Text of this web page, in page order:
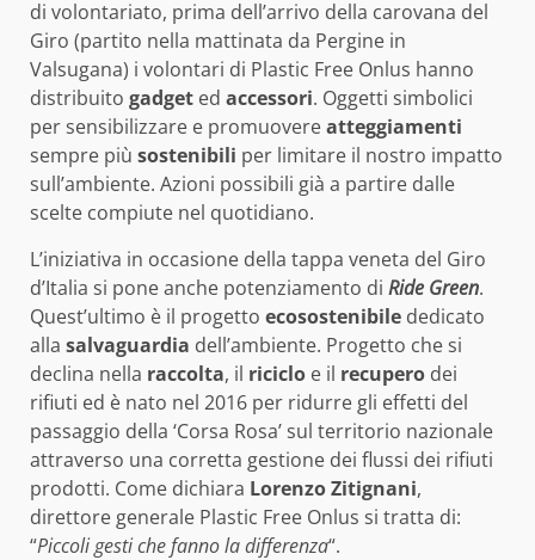
di volontariato, prima dell’arrivo della carovana del
Giro (partito nella mattinata da Pergine in
Valsugana) i volontari di Plastic Free Onlus hanno
distribuito gadget ed accessori. Oggetti simbolici
per sensibilizzare e promuovereatteggiamenti
sempre più sostenibili per limitare il nostro impatto
sull’ambiente. Azioni possibili già a partire dalle
scelte compiute nel quotidiano.
L’iniziativa in occasione della tappa veneta del Giro
d’Italia si pone anche potenziamento di Ride Green.
Quest’ultimo è il progetto ecosostenibile dedicato
alla salvaguardia dell’ambiente. Progetto che si
declina nella raccolta, il riciclo e il recupero dei
rifiuti ed è nato nel 2016 per ridurre gli effetti del
passaggio della ‘Corsa Rosa’ sul territorio nazionale
attraverso una corretta gestione dei flussi dei rifiuti
prodotti. Come dichiara Lorenzo Zitignani,
direttore generale Plastic Free Onlus si tratta di:
“Piccoli gesti che fanno la differenza“.